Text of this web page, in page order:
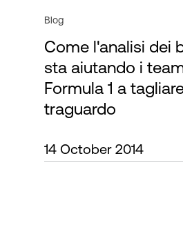
Chi Siamo
Blog
Come l'analisi dei
sta aiutando i
Formula 1 a
traguardo
14 October 2014